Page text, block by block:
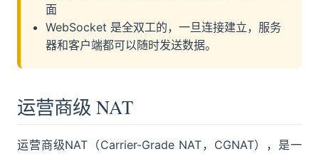
面
WebSocket 是全双工的，一旦连接建立，服务
器和客户端都可以随时发送数据。
运营商级 NAT
运营商级NAT（Carrier-Grade NAT，CGNAT），是一